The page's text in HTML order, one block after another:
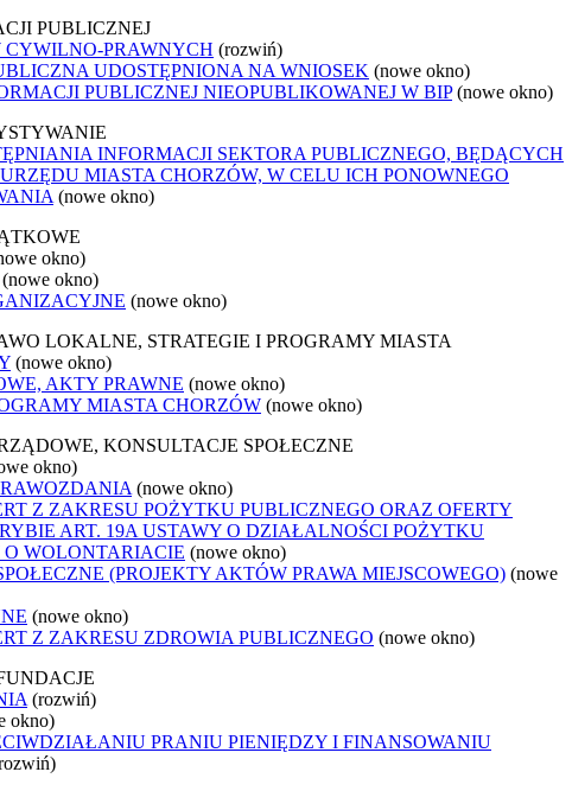
PUBLICZNEJ
CYWILNO-PRAWNYCH (rozwiń)
UDOSTĘPNIONA NA WNIOSEK (nowe okno)
PUBLICZNEJ NIEOPUBLIKOWANEJ W BIP (nowe okno)
INFORMACJI SEKTORA PUBLICZNEGO, BĘDĄCYCH
MIASTA CHORZÓW, W CELU ICH PONOWNEGO
(nowe okno)
okno)
(nowe okno)
(nowe okno)
LOKALNE, STRATEGIE I PROGRAMY MIASTA
(nowe okno)
AKTY PRAWNE (nowe okno)
MIASTA CHORZÓW (nowe okno)
KONSULTACJE SPOŁECZNE
okno)
(nowe okno)
Z ZAKRESU POŻYTKU PUBLICZNEGO ORAZ OFERTY
ART. 19A USTAWY O DZIAŁALNOŚCI POŻYTKU
WOLONTARIACIE (nowe okno)
(PROJEKTY AKTÓW PRAWA MIEJSCOWEGO) (nowe
(nowe okno)
Z ZAKRESU ZDROWIA PUBLICZNEGO (nowe okno)
(rozwiń)
okno)
PRANIU PIENIĘDZY I FINANSOWANIU